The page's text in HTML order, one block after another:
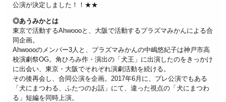
公演が決定しました！！★★
◎あうみかとは
東京で活動するAhwoooと、大阪で活動するプラズマみかんによる合
同企画。
Ahwoooのメンバー3人と、プラズマみかんの中嶋悠紀子は神戸市高
校演劇祭OG。角ひろみ作・演出の「犬王」に出演したのをきっかけ
に出会い、東京・大阪でそれぞれ演劇活動を続ける。
その後再会し、合同公演を企画。2017年6月に、プレ公演でもある
「犬にまつわる、ふたつのお話」にて、違った視点の「犬にまつわ
る」短編を同時上演。